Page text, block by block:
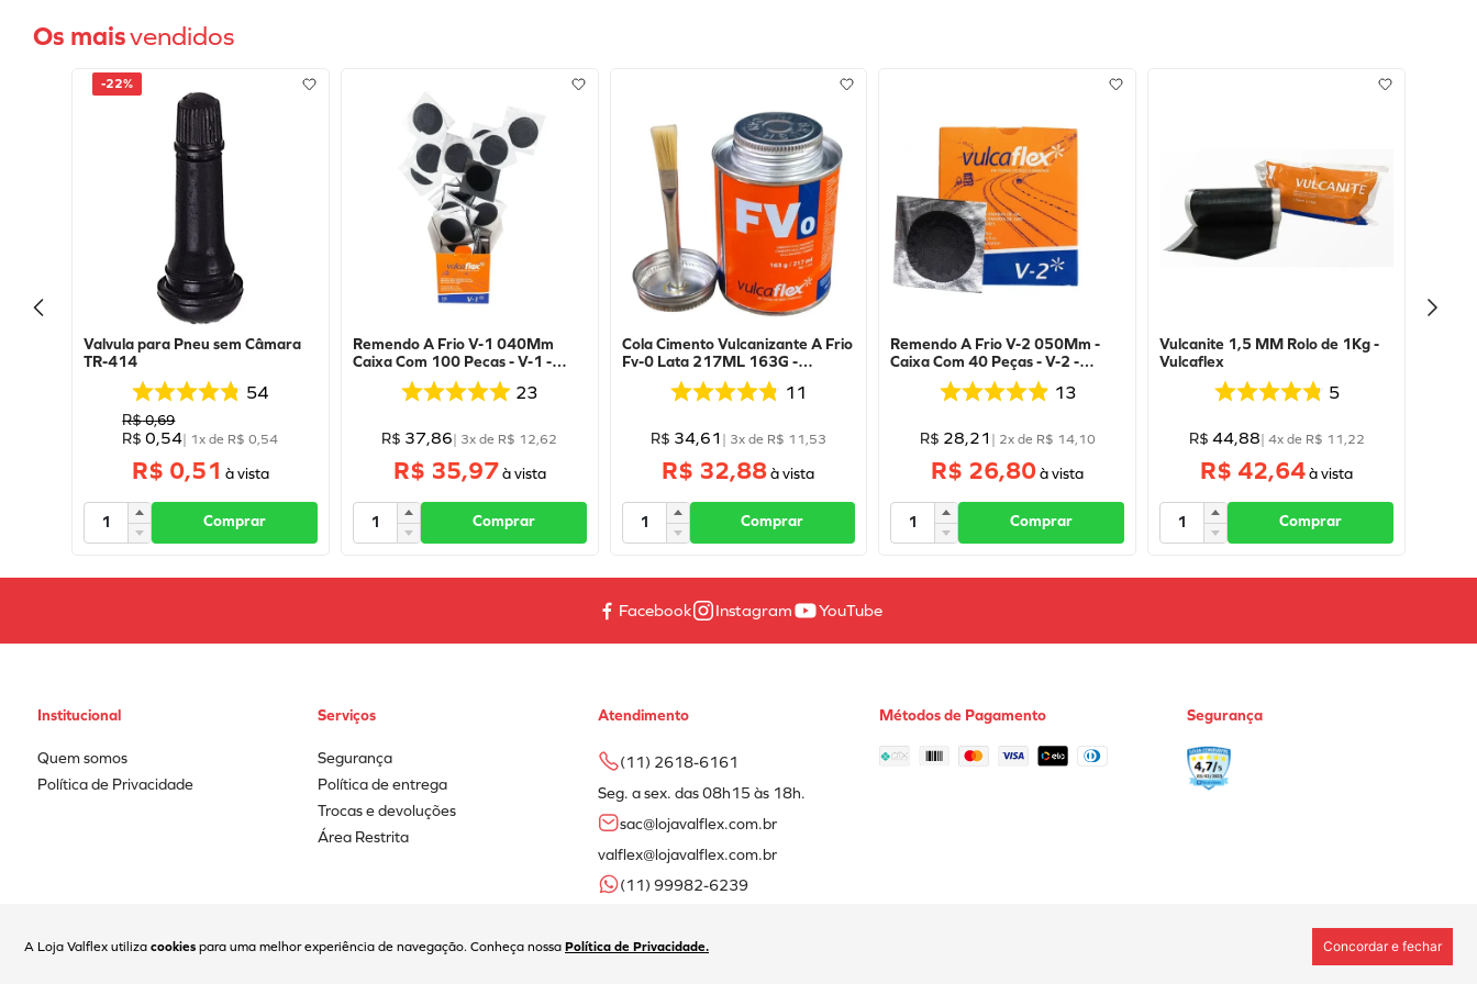
A Loja Valflex utiliza cookies para uma melhor experiência de navegação. Conheça nossa Política de Privacidade. Concordar e fechar
Os maisvendidos
-22%
Valvula para Pneu sem Câmara
TR-414
54
R$0,69
R$ 0,54| 1x de R$ 0 54
R$ 0,51
Comprar
Remendo A Frio V-1 040Mm
Caixa Com 100 Pecas - V-1 -
Vulcaflex
23
R$ 37,86| 3x de R$ 12 ,62
R$ 35,97
Comprar
Cola Cimento Vulcanizante A Frio
Fv-0 Lata 217ML 163G -
Vulcaflex
11
R$ 34,61 | 3x de R$ 11 53
R$ 32,88
Comprar
Remendo A Frio V-2 050Mm -
Caixa Com 40 Peças - V-2 -
Vulcaflex
13
R$ 28,21 | 2x de R$ 14, 10
R$ 26,80
Comprar
Vulcanite 1,5 MM Rolo de 1Kg -
Vulcaflex
5
R$ 44,88| 4x de R$ 11 22
R$ 42,64
Comprar
Facebook Instagram YouTube
Institucional
Quem somos
Política de Privacidade
Serviços
Segurança
Política de entrega
Trocas e devoluções
Área Restrita
Atendimento
(11) 2618-6161
Seg. a sex. das 08h15 às 18h.
sac@lojavalflex.com.br
valflex@lojavalflex.com.br
(11) 99982-6239
Métodos de Pagamento Segurança